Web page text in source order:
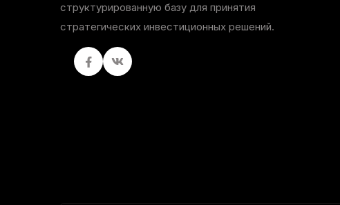
структурированную базу для принятия
стратегических инвестиционных решений.
FacebookвКонтакте